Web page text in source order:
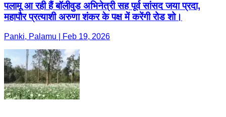
पलामू आ रही हैं बॉलीवुड अभिनेत्री सह पूर्व सांसद जया प्रदा,
महापौर प्रत्याशी अरुणा शंकर के पक्ष में करेंगी रोड शो।
Panki, Palamu | Feb 19, 2026